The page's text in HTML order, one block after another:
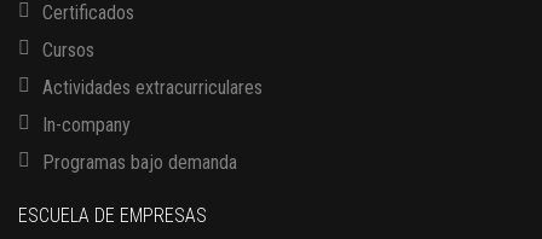
Certificados
Cursos
Actividades extracurriculares
In-company
Programas bajo demanda
ESCUELA DE EMPRESAS